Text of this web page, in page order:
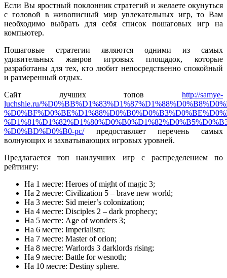
Если Вы яростный поклонник стратегий и желаете окунуться
с головой в живописный мир увлекательных игр, то Вам
необходимо выбрать для себя список пошаговых игр на
компьютер.
Пошаговые стратегии являются одними из самых
удивительных жанров игровых площадок, которые
разработаны для тех, кто любит непосредственно спокойный
и размеренный отдых.
Сайт лучших топов http://samye-
luchshie.ru/
%D0%BD%D0%B0-pc/предоставляет перечень самых
волнующих и захватывающих игровых уровней.
Предлагается топ наилучших игр с распределением по
рейтингу:
На 1 месте: Heroes of might of magic 3;
На 2 месте: Civilization 5 – brave new world;
На 3 месте: Sid meier’s colonization;
На 4 месте: Disciples 2 – dark prophecy;
На 5 месте: Age of wonders 3;
На 6 месте: Imperialism;
На 7 месте: Master of orion;
На 8 месте: Warlords 3 darklords rising;
На 9 месте: Battle for wesnoth;
На 10 месте: Destiny sphere.